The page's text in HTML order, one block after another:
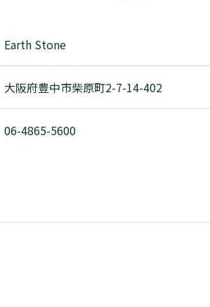
Earth Stone
大阪府豊中市柴原町2-7-14-402
06-4865-5600